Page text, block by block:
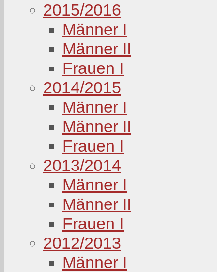
2015/2016
Männer I
Männer II
Frauen I
2014/2015
Männer I
Männer II
Frauen I
2013/2014
Männer I
Männer II
Frauen I
2012/2013
Männer I